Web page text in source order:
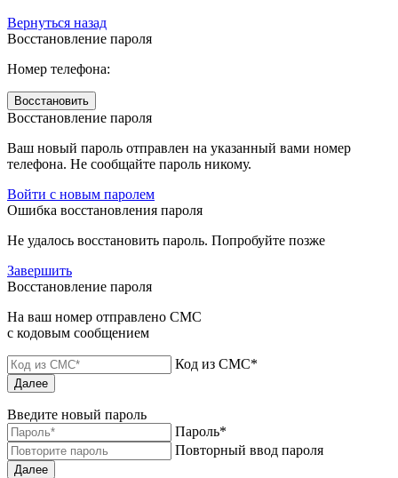
Вернуться назад
Восстановление пароля
Номер телефона:
Восстановить
Восстановление пароля
Ваш новый пароль отправлен на указанный вами номер
телефона. Не сообщайте пароль никому.
Войти с новым паролем
Ошибка восстановления пароля
Не удалось восстановить пароль. Попробуйте позже
Завершить
Восстановление пароля
На ваш номер отправлено СМС
с кодовым сообщением
Код из СМС*
Далее
Введите новый пароль
Пароль*
Повторный ввод пароля
Далее